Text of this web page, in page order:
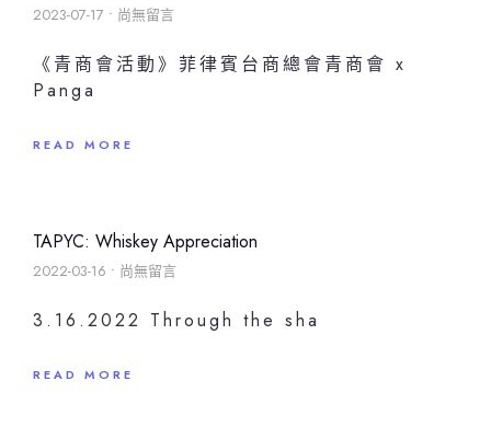
2023-07-17 尚無留言
《青商會活動》菲律賓台商總會青商會 x
Panga
READ MORE
TAPYC: Whiskey Appreciation
2022-03-16 尚無留言
3.16.2022 Through the sha
READ MORE